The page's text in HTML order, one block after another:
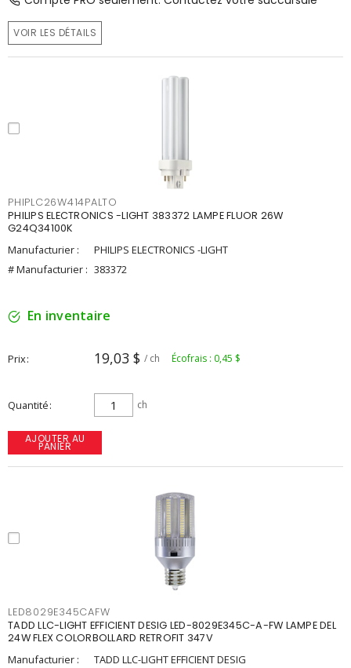
VOIR LES DÉTAILS
PHIPLC26W414PALTO
PHILIPS ELECTRONICS -LIGHT 383372 LAMPE FLUOR 26W
G24Q34100K
Manufacturier :
PHILIPS ELECTRONICS -LIGHT
# Manufacturier : 383372
En inventaire
Prix 19,03 $ / ch Écofrais : 0,45 $
Quantité ch
AJOUTER AU
PANIER
LED8029E345CAFW
TADD LLC-LIGHT EFFICIENT DESIG LED-8029E345C-A-FW LAMPE DEL
24W FLEX COLORBOLLARD RETROFIT 347V
Manufacturier :
TADD LLC-LIGHT EFFICIENT DESIG